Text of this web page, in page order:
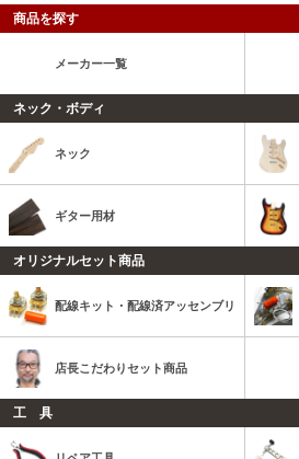
商品を探す
メーカー一覧
ネック・ボディ
ネック
ギター用材
オリジナルセット商品
配線キット・配線済アッセンブリ
店長こだわりセット商品
工 具